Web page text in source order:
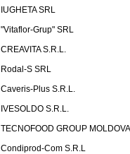
IUGHETA SRL
"Vitaflor-Grup" SRL
CREAVITA S.R.L.
Rodal-S SRL
Caveris-Plus S.R.L.
IVESOLDO S.R.L.
TECNOFOOD GROUP
Condiprod-Com S.R.L